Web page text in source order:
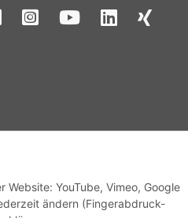
YouTube, Vimeo, Google
ändern (Fingerabdruck-